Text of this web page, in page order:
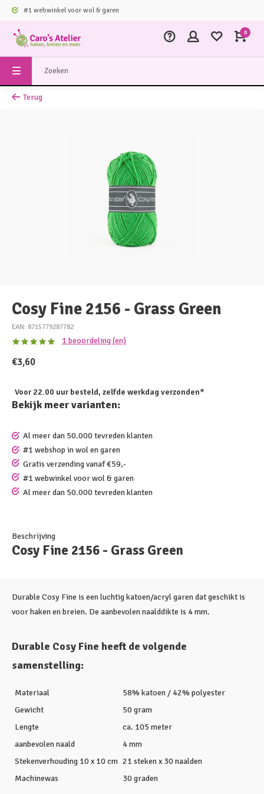
#1 webwinkel voor wol & garen
0
Terug
Cosy Fine 2156 - Grass Green
EAN: 8715779287782
1 beoordeling (en)
€3,60
Voor 22.00 uur besteld, zelfde werkdag verzonden*
Bekijk meer varianten:
Al meer dan 50.000 tevreden klanten
#1 webshop in wol en garen
Gratis verzending vanaf €59,-
#1 webwinkel voor wol & garen
Al meer dan 50.000 tevreden klanten
Beschrijving
Cosy Fine 2156 - Grass Green
Durable Cosy Fine is een luchtig katoen/acryl garen dat geschikt is
voor haken en breien. De aanbevolen naalddikte is 4 mm.
Durable Cosy Fine heeft de volgende
samenstelling:
Materiaal
58% katoen / 42% polyester
Gewicht
50 gram
Lengte
ca. 105 meter
aanbevolen naald
4 mm
Stekenverhouding 10 x 10 cm 21 steken x 30 naalden
Machinewas
30 graden